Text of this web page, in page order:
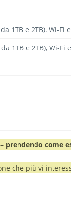
1TB e 2TB), Wi-Fi
1TB e 2TB), Wi-Fi
prendendo come
che più vi